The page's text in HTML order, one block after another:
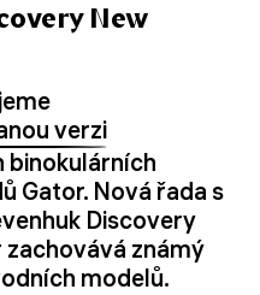
New
verzi
binokulárních
Gator. Nová řada s
Discovery
zachovává známý
modelů.